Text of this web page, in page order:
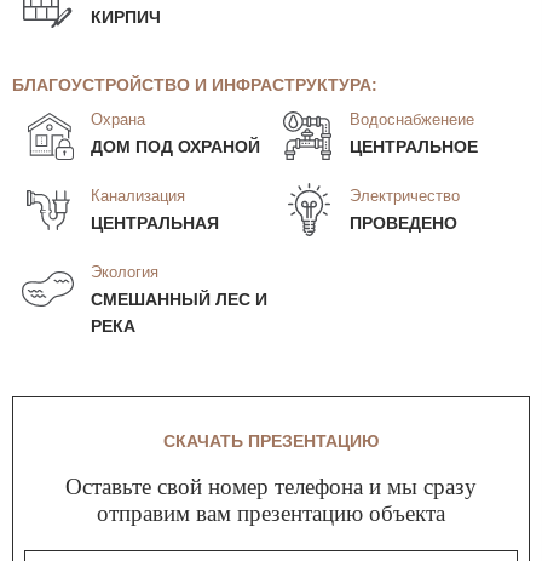
КИРПИЧ
БЛАГОУСТРОЙСТВО И ИНФРАСТРУКТУРА:
Охрана
ДОМ ПОД ОХРАНОЙ
Водоснабженеие
ЦЕНТРАЛЬНОЕ
Канализация
ЦЕНТРАЛЬНАЯ
Электричество
ПРОВЕДЕНО
Экология
СМЕШАННЫЙ ЛЕС И
РЕКА
СКАЧАТЬ ПРЕЗЕНТАЦИЮ
Оставьте свой номер телефона и мы сразу
отправим вам презентацию объекта